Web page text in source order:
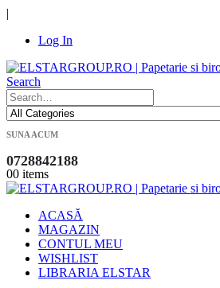
|
Log In
Search
SUNA ACUM
0728842188
00 items
ACASĂ
MAGAZIN
CONTUL MEU
WISHLIST
LIBRARIA ELSTAR